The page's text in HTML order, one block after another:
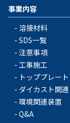
事業内容
溶接材料
SDS一覧
注意事項
工事施工
トッププレート
ダイカスト関連
環境関連装置
Q&A